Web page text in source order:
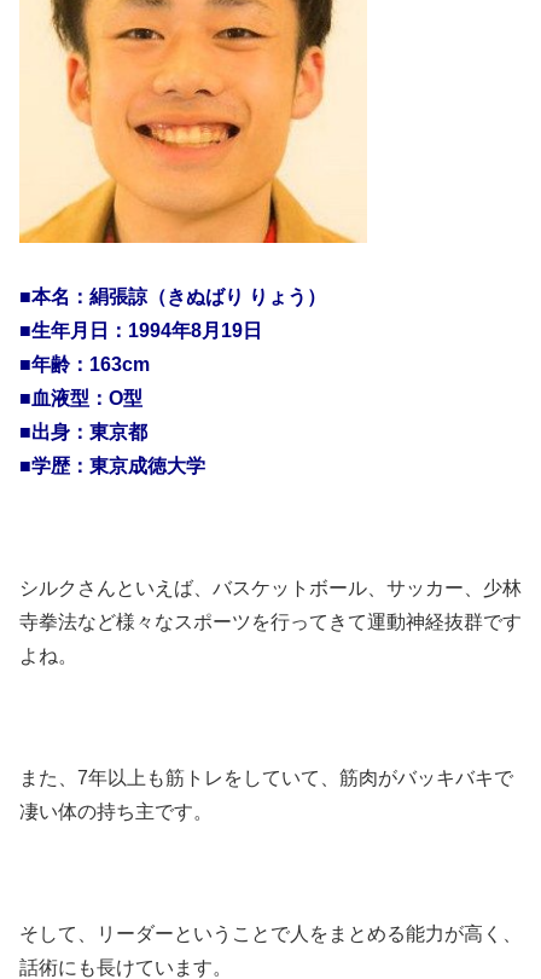
■本名：絹張諒（きぬばり りょう）
■生年月日：1994年8月19日
■年齢：163cm
■血液型：O型
■出身：東京都
■学歴：東京成徳大学
シルクさんといえば、バスケットボール、サッカー、少林
寺拳法など様々なスポーツを行ってきて運動神経抜群です
よね。
また、7年以上も筋トレをしていて、筋肉がバッキバキで
凄い体の持ち主です。
そして、リーダーということで人をまとめる能力が高く、
話術にも長けています。